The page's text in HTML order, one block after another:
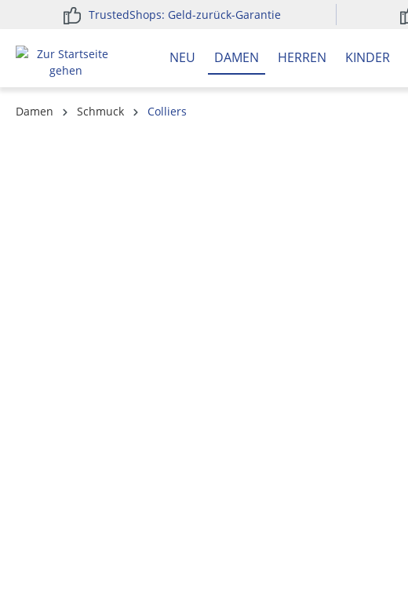
Zur Hauptnavigation springen
TrustedShops: Geld-zurück-Garantie
NEU DAMEN HERREN KINDER
Damen Schmuck
Colliers